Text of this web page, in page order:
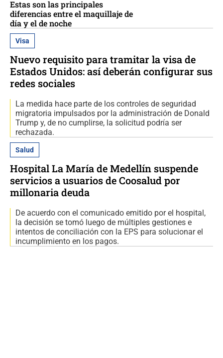
Estas son las principales
diferencias entre el maquillaje de
día y el de noche
Visa
Nuevo requisito para tramitar la visa de
Estados Unidos: así deberán configurar sus
redes sociales
La medida hace parte de los controles de seguridad
migratoria impulsados por la administración de Donald
Trump y, de no cumplirse, la solicitud podría ser
rechazada.
Salud
Hospital La María de Medellín suspende
servicios a usuarios de Coosalud por
millonaria deuda
De acuerdo con el comunicado emitido por el hospital,
la decisión se tomó luego de múltiples gestiones e
intentos de conciliación con la EPS para solucionar el
incumplimiento en los pagos.